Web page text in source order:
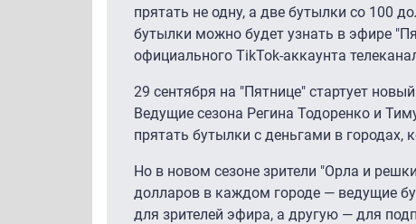
прятать не одну, а две бутылки со 100
бутылки можно будет узнать в эфире
официального TikTok-аккаунта
29 сентября на "Пятнице" стартует
Ведущие сезона Регина Тодоренко и
прятать бутылки с деньгами в городах,
Но в новом сезоне зрители "Орла и
долларов в каждом городе — ведущие
для зрителей эфира, а другую — для